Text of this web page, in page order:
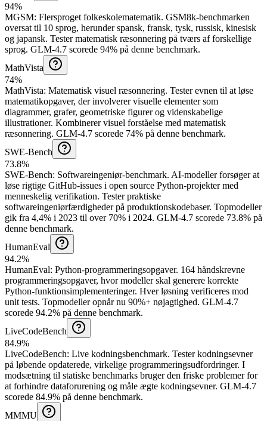
94%
MGSM: Flersproget folkeskolematematik. GSM8k-benchmarken
oversat til 10 sprog, herunder spansk, fransk, tysk, russisk, kinesisk
og japansk. Tester matematisk ræsonnering på tværs af forskellige
sprog. GLM-4.7 scorede 94% på denne benchmark.
MathVista
74%
MathVista: Matematisk visuel ræsonnering. Tester evnen til at løse
matematikopgaver, der involverer visuelle elementer som
diagrammer, grafer, geometriske figurer og videnskabelige
illustrationer. Kombinerer visuel forståelse med matematisk
ræsonnering. GLM-4.7 scorede 74% på denne benchmark.
SWE-Bench
73.8%
SWE-Bench: Softwareingeniør-benchmark. AI-modeller forsøger at
løse rigtige GitHub-issues i open source Python-projekter med
menneskelig verifikation. Tester praktiske
softwareingeniørfærdigheder på produktionskodebaser. Topmodeller
gik fra 4,4% i 2023 til over 70% i 2024. GLM-4.7 scorede 73.8% på
denne benchmark.
HumanEval
94.2%
HumanEval: Python-programmeringsopgaver. 164 håndskrevne
programmeringsopgaver, hvor modeller skal generere korrekte
Python-funktionsimplementeringer. Hver løsning verificeres mod
unit tests. Topmodeller opnår nu 90%+ nøjagtighed. GLM-4.7
scorede 94.2% på denne benchmark.
LiveCodeBench
84.9%
LiveCodeBench: Live kodningsbenchmark. Tester kodningsevner
på løbende opdaterede, virkelige programmeringsudfordringer. I
modsætning til statiske benchmarks bruger den friske problemer for
at forhindre dataforurening og måle ægte kodningsevner. GLM-4.7
scorede 84.9% på denne benchmark.
MMMU